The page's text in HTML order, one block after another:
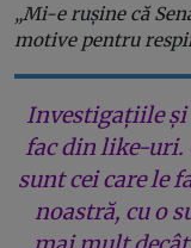
„Mi-e rușine că
motive pentru
Investigațiile și
fac din like-uri.
sunt cei care le
noastră, cu o